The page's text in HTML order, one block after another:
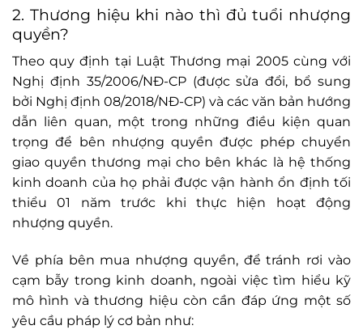
2. Thương hiệu khi nào thì đủ tuổi nhượng
quyền?
Theo quy định tại Luật Thương mại 2005 cùng với
Nghị định 35/2006/NĐ-CP (được sửa đổi, bổ sung
bởi Nghị định 08/2018/NĐ-CP) và các văn bản hướng
dẫn liên quan, một trong những điều kiện quan
trọng để bên nhượng quyền được phép chuyển
giao quyền thương mại cho bên khác là hệ thống
kinh doanh của họ phải được vận hành ổn định tối
thiểu 01 năm trước khi thực hiện hoạt động
nhượng quyền.
Về phía bên mua nhượng quyền, để tránh rơi vào
cạm bẫy trong kinh doanh, ngoài việc tìm hiểu kỹ
mô hình và thương hiệu còn cần đáp ứng một số
yêu cầu pháp lý cơ bản như: